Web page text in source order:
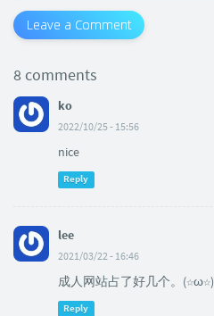
Leave a Comment
8 comments
ko
2022/10/25 - 15:56
nice
Reply
lee
2021/03/22 - 16:46
成人网站占了好几个。(☆ω☆)
Reply